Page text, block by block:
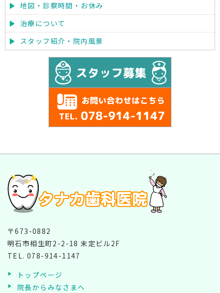
地図・診察時間・お休み
治療について
スタッフ紹介・院内風景
〒673-0882
明石市相生町2-2-18 末定ビル2F
TEL. 078-914-1147
トップページ
院長からみなさまへ